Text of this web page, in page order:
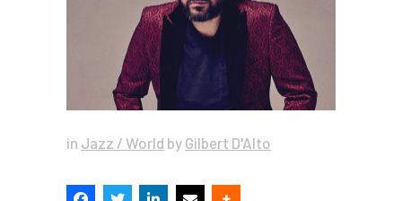
in Jazz / World by Gilbert D'Alto